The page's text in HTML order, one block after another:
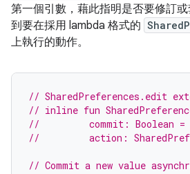
第一個引數，藉此指明是否要修訂
到要在採用 lambda 格式的
上執行的動作。
// SharedPreferences.edit
// inline fun
//         commit: Boolean
//         action:
// Commit a new value